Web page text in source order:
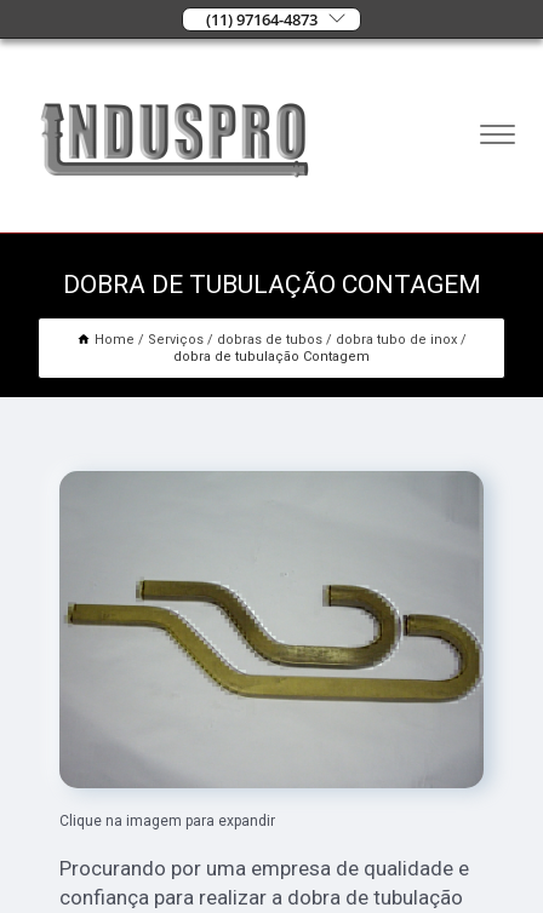
(11) 97164-4873
DOBRA DE TUBULAÇÃO CONTAGEM
Home Serviços dobras de tubos
dobra tubo de inox
dobra de tubulação Contagem
Clique na imagem para expandir
Procurando por uma empresa de qualidade e
confiança para realizar a dobra de tubulação